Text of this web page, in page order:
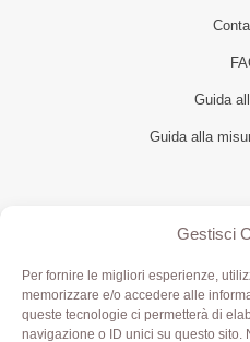
Gestisci
Per fornire le migliori esperienze,
memorizzare e/o accedere alle
queste tecnologie ci permetterà di
navigazione o ID unici su questo sito.
Guida
Guida alla